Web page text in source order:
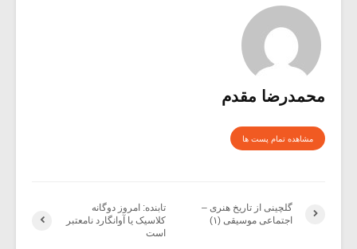
محمدرضا مقدم
مشاهده تمام پست ها
تابنده: امروز دوگانه
کلاسیک یا آوانگارد نامعتبر
است
گلچینی از تاریخ هنری –
اجتماعی موسیقی (۱)